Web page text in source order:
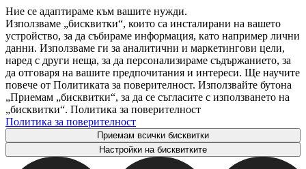
Ние се адаптираме към вашите нужди.
Използваме „бисквитки“, които са инсталирани на вашето
устройство, за да събираме информация, като например лични
данни. Използваме ги за аналитични и маркетингови цели,
наред с други неща, за да персонализираме съдържанието, за
да отговаря на вашите предпочитания и интереси. Ще научите
повече от Политиката за поверителност. Използвайте бутона
„Приемам „бисквитки“, за да се съгласите с използването на
„бисквитки“. Политика за поверителност
Политика за поверителност
Приемам всички бисквитки
Настройки на бисквитките